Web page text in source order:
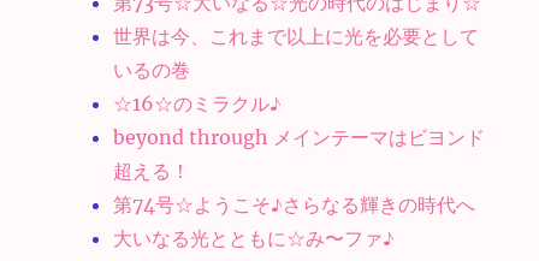
世界は今、これまで以上に光を必要として
いるの巻
☆16☆のミラクル♪
beyond through メインテーマはビヨンド
超える！
第74号☆ようこそ♪さらなる輝きの時代へ
大いなる光とともに☆み〜ファ♪